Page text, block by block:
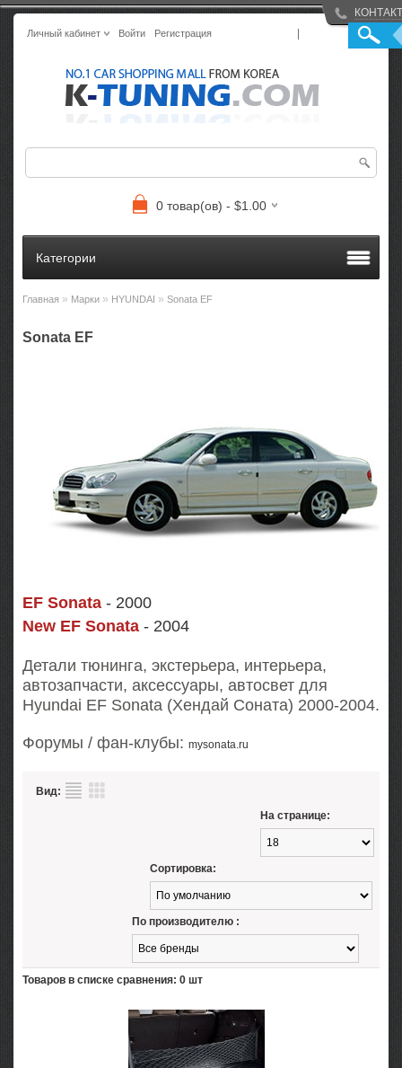
Личный кабинет Войти Регистрация
0 товар(ов) - $1.00
Категории
Главная » Марки » HYUNDAI » Sonata EF
Sonata EF
EF Sonata - 2000
New EF Sonata - 2004
Детали тюнинга, экстерьера, интерьера,
автозапчасти, аксессуары, автосвет для
Hyundai EF Sonata (Хендай Соната) 2000-2004.
Форумы / фан-клубы: mysonata.ru
Вид:
На странице:
Сортировка:
По производителю :
Товаров в списке сравнения: 0 шт